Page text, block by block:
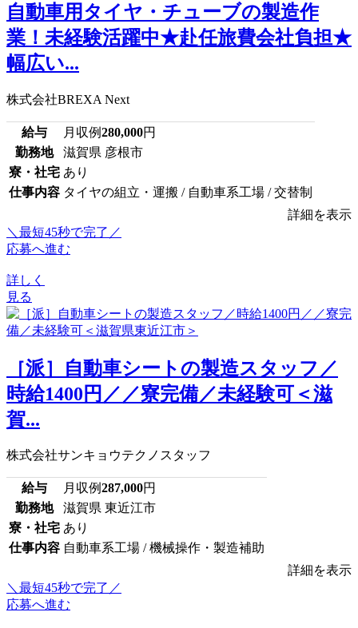
自動車用タイヤ・チューブの製造作
業！未経験活躍中★赴任旅費会社負担★
幅広い...
株式会社BREXA Next
給与 月収例280,000円
勤務地
滋賀県 彦根市
寮・社宅 あり
仕事内容 タイヤの組立・運搬 / 自動車系工場 / 交替制
詳細を表示
＼最短45秒で完了／
応募へ進む
詳しく
見る
［派］自動車シートの製造スタッフ／
時給1400円／／寮完備／未経験可＜滋
賀...
株式会社サンキョウテクノスタッフ
給与 月収例287,000円
勤務地
滋賀県 東近江市
寮・社宅 あり
仕事内容 自動車系工場 / 機械操作・製造補助
詳細を表示
＼最短45秒で完了／
応募へ進む